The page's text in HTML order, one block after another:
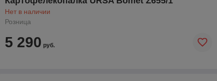
Нет в наличии
Розница
5 290 руб.